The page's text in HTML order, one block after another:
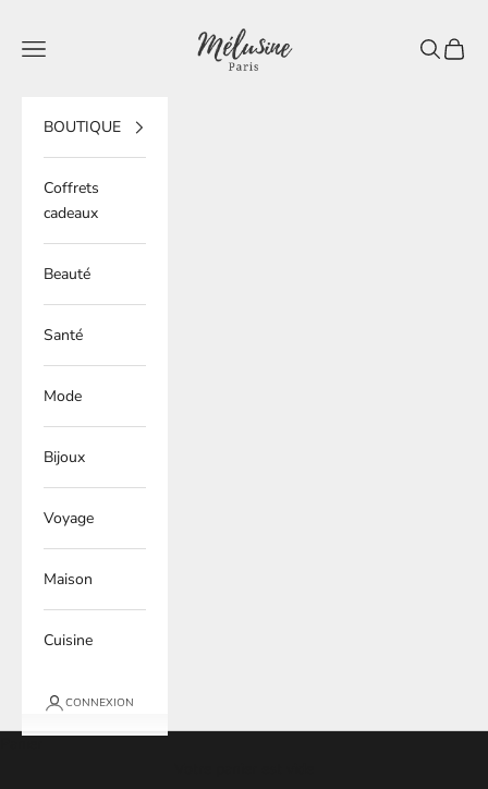
Mélusine Paris
Ouvrir la navigation
Ouvrir la
Voir
BOUTIQUE
Coffrets
cadeaux
Beauté
Santé
Mode
Bijoux
Voyage
Maison
Cuisine
CONNEXION